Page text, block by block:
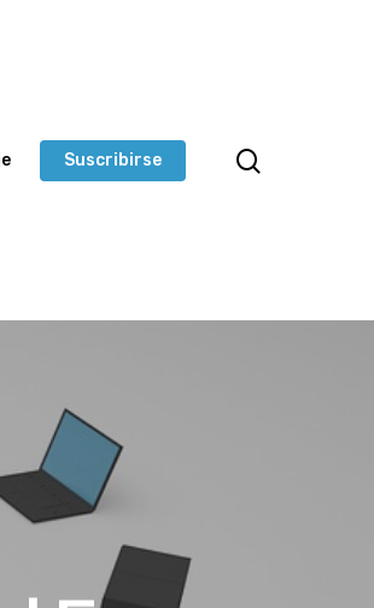
Suscribirse